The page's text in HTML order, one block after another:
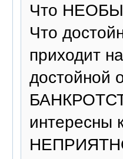
Что
Что
приходит
достойной
интересны